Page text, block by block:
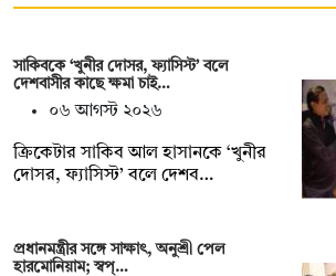
সাকিবকে ‘খুনীর দোসর, ফ্যাসিস্ট’ বলে
দেশবাসীর কাছে ক্ষমা চাই…
০৬ আগস্ট ২০২৬
ক্রিকেটার সাকিব আল হাসানকে ‘খুনীর
দোসর, ফ্যাসিস্ট’ বলে দেশব…
প্রধানমন্ত্রীর সঙ্গে সাক্ষাৎ, অনুশ্রী পেল
হারমোনিয়াম; স্বপ্…